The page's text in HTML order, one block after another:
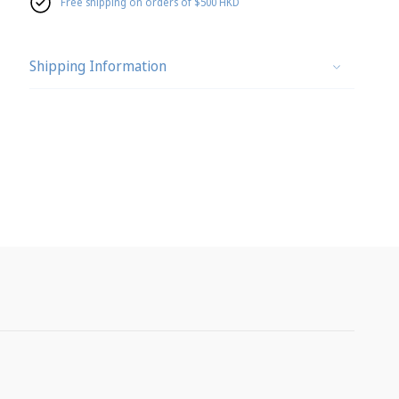
Shipping Information